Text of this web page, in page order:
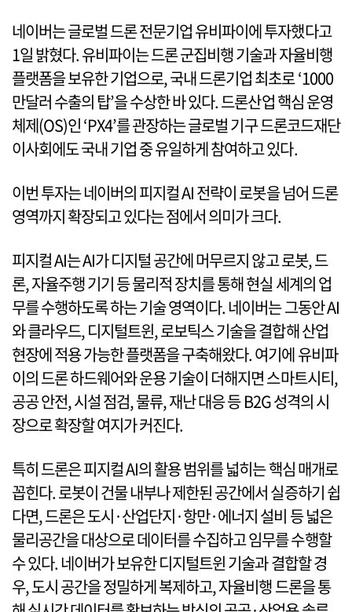
네이버는 글로벌 드론 전문기업 유비파이에 투자했다고
1일 밝혔다. 유비파이는 드론 군집비행 기술과 자율비행
플랫폼을 보유한 기업으로, 국내 드론기업 최초로 ‘1000
만달러 수출의 탑’을 수상한 바 있다. 드론산업 핵심 운영
체제(OS)인 ‘PX4’를 관장하는 글로벌 기구 드론코드재단
이사회에도 국내 기업 중 유일하게 참여하고 있다.
이번 투자는 네이버의 피지컬 AI 전략이 로봇을 넘어 드론
영역까지 확장되고 있다는 점에서 의미가 크다.
피지컬 AI는 AI가 디지털 공간에 머무르지 않고 로봇, 드
론, 자율주행 기기 등 물리적 장치를 통해 현실 세계의 업
무를 수행하도록 하는 기술 영역이다. 네이버는 그동안 AI
와 클라우드, 디지털트윈, 로보틱스 기술을 결합해 산업
현장에 적용 가능한 플랫폼을 구축해왔다. 여기에 유비파
이의 드론 하드웨어와 운용 기술이 더해지면 스마트시티,
공공 안전, 시설 점검, 물류, 재난 대응 등 B2G 성격의 시
장으로 확장할 여지가 커진다.
특히 드론은 피지컬 AI의 활용 범위를 넓히는 핵심 매개로
꼽힌다. 로봇이 건물 내부나 제한된 공간에서 실증하기 쉽
다면, 드론은 도시·산업단지·항만·에너지 설비 등 넓은
물리공간을 대상으로 데이터를 수집하고 임무를 수행할
수 있다. 네이버가 보유한 디지털트윈 기술과 결합할 경
우, 도시 공간을 정밀하게 복제하고, 자율비행 드론을 통